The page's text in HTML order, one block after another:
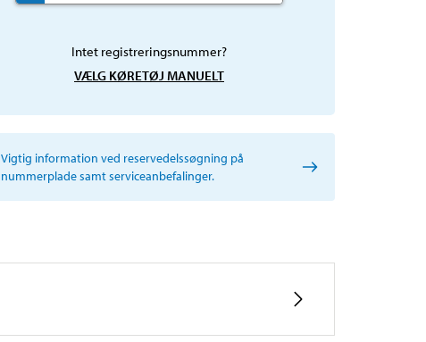
Intet registreringsnummer?
VÆLG KØRETØJ MANUELT
Vigtig information ved reservedelssøgning på
nummerplade samt serviceanbefalinger.